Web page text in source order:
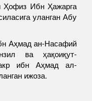
Ҳофиз Ибн Ҳажарга
уланган Абу
Аҳмад ан-Насафий
ва ҳақоиқут-
ибн Аҳмад ал-
ижоза.